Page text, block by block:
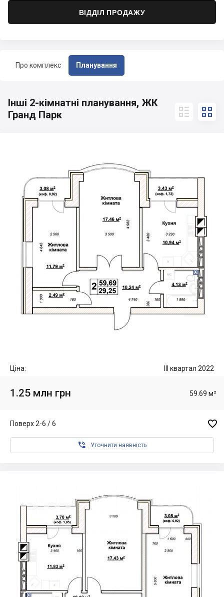
Про комплекс Планування
ВІДДІЛ ПРОДАЖУ
Інші 2-кімнатні планування, ЖК
Гранд Парк
 
Ціна: III квартал 2022
1.25 млн грн 59.69 м²
Поверх 2-6 / 6 
 Уточнити наявність